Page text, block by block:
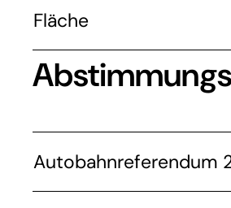
Fläche
Autobahnreferendum